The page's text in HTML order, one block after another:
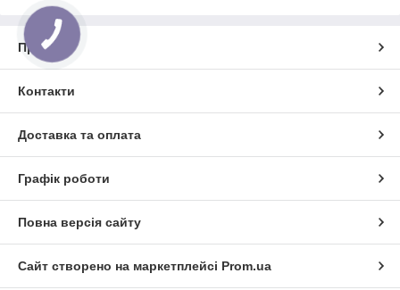
Про нас
Контакти
Доставка та оплата
Графік роботи
Повна версія сайту
Сайт створено на маркетплейсі Prom.ua